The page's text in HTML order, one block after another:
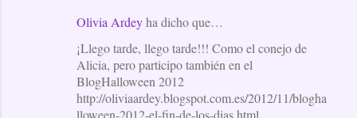
Olivia Ardeyha dicho que…
¡Llego tarde, llego tarde!!! Como el conejo de
Alicia, pero participo también en el
BlogHalloween 2012
http://oliviaardey.blogspot.com.es/2012/11/blogha
lloween-2012-el-fin-de-los-dias.html